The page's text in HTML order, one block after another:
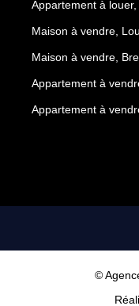
Appartement à louer,
Maison à vendre,
Maison à vendre,
Appartement à
Appartement à
©